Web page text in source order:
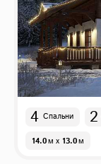
4 Спальни 2
14.0м x 13.0м